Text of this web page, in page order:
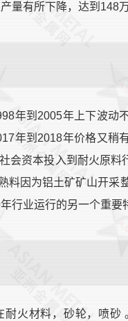
量有所下降，达到148
年到2005年上下波动
年到2018年价格又稍
会资本投入到耐火原
料因为铝土矿矿山开
行业运行的另一个重要
火材料，砂轮，喷砂